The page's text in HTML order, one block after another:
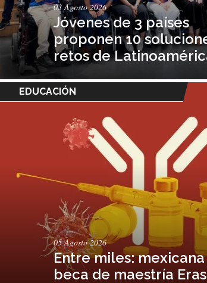
03 Agosto 2026
Jóvenes de 3 países
proponen 10
retos de
EDUCACIÓN
05 Agosto 2026
Entre miles:
beca de maestría